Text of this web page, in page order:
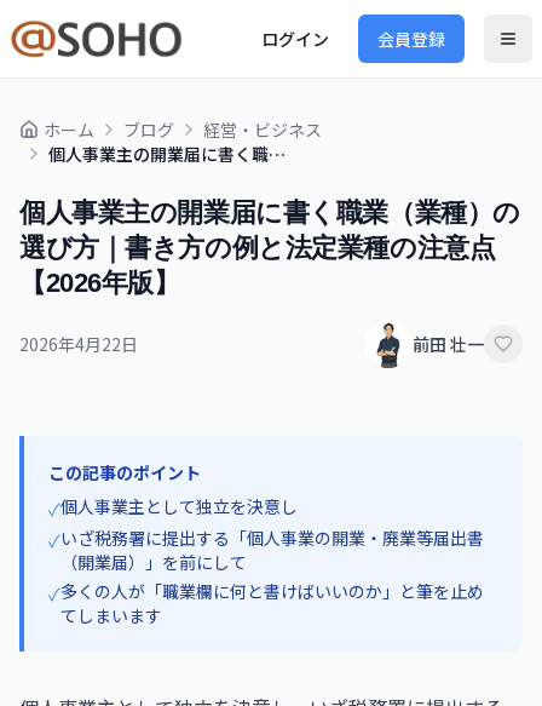
ログイン 会員登録
ホーム ブログ
経営・ビジネス
個人事業主の開業届に書く職業（業種）の選び方｜書き方の例と法定業種の注意点【2026年版】
個人事業主の開業届に書く職業（業種）の
選び方｜書き方の例と法定業種の注意点
【2026年版】
2026年4月22日 前田 壮一
この記事のポイント
✓個人事業主として独立を決意し
✓いざ税務署に提出する「個人事業の開業・廃業等届出書
（開業届）」を前にして
✓多くの人が「職業欄に何と書けばいいのか」と筆を止め
てしまいます